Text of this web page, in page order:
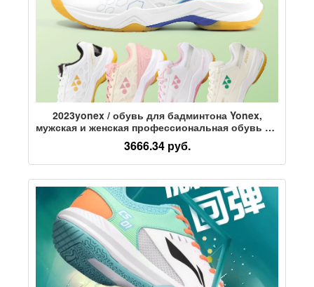
2023yonex / обувь для бадминтона Yonex,
мужская и женская профессиональная обувь yy,
ультралегкая дышащая спортивная обувь
101CR
3666.34 руб.